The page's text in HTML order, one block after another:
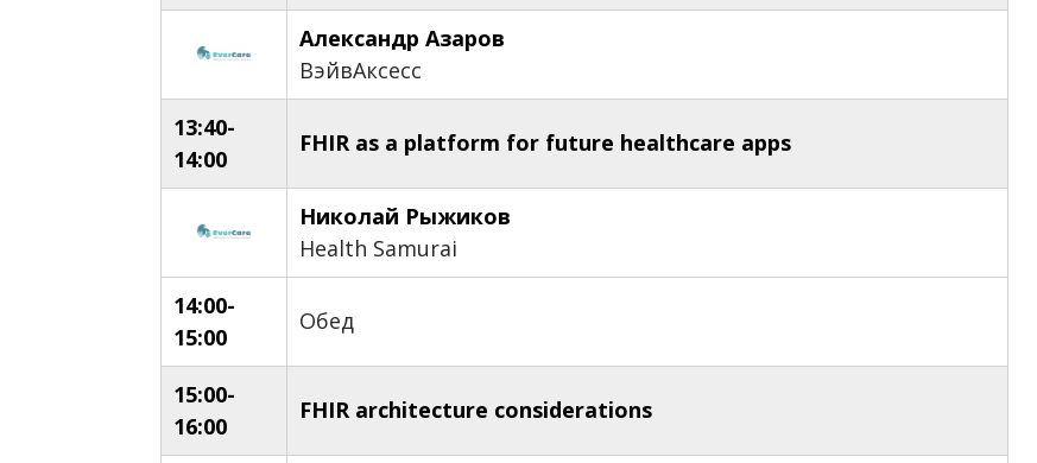
Александр Азаров
ВэйвАксесс
13:40-
14:00
FHIR as a platform for future healthcare apps
Николай Рыжиков
Health Samurai
14:00-
15:00
Обед
15:00-
16:00
FHIR architecture considerations